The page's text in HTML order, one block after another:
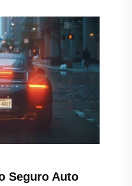
Seguro Auto